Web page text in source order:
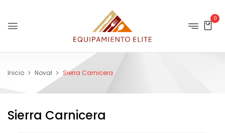
0
Inicio Noval Sierra Carnicera
Sierra Carnicera